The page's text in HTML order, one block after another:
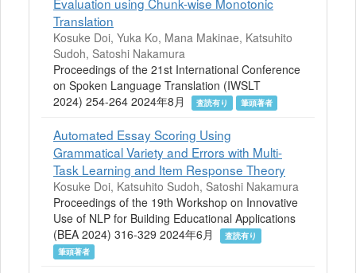
Translation
Kosuke Doi, Yuka Ko, Mana Makinae, Katsuhito
Sudoh, Satoshi Nakamura
Proceedings of the 21st International Conference
on Spoken Language Translation (IWSLT
2024) 254-264 2024年8月
査読有り 筆頭著者
Automated Essay Scoring Using
Grammatical Variety and Errors with Multi-
Task Learning and Item Response Theory
Kosuke Doi, Katsuhito Sudoh, Satoshi Nakamura
Proceedings of the 19th Workshop on Innovative
Use of NLP for Building Educational Applications
(BEA 2024) 316-329 2024年6月
査読有り
筆頭著者